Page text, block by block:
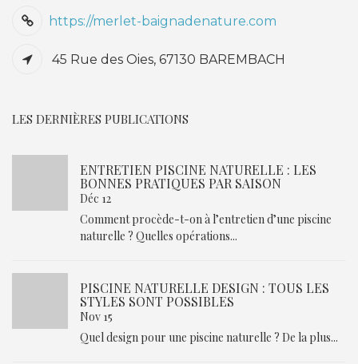
https://merlet-baignadenature.com
45 Rue des Oies, 67130 BAREMBACH
LES DERNIÈRES PUBLICATIONS
ENTRETIEN PISCINE NATURELLE : LES
BONNES PRATIQUES PAR SAISON
Déc 12
Comment procède-t-on à l’entretien d’une piscine
naturelle ? Quelles opérations...
PISCINE NATURELLE DESIGN : TOUS LES
STYLES SONT POSSIBLES
Nov 15
Quel design pour une piscine naturelle ? De la plus...